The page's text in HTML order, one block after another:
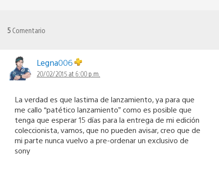
5 Comentario
Legna006
20/02/2015 at 6:00 p.m.
La verdad es que lastima de lanzamiento, ya para que
me callo “patético lanzamiento” como es posible que
tenga que esperar 15 días para la entrega de mi edición
coleccionista, vamos, que no pueden avisar, creo que de
mi parte nunca vuelvo a pre-ordenar un exclusivo de
sony